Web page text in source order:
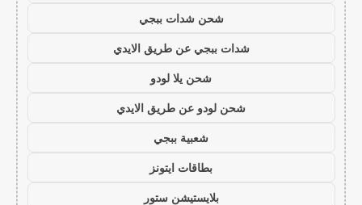
شحن شدات ببجي
شدات ببجي عن طريق الايدي
شحن يلا لودو
شحن لودو عن طريق الايدي
شعبية ببجي
بطاقات ايتونز
بلايستيشن ستور